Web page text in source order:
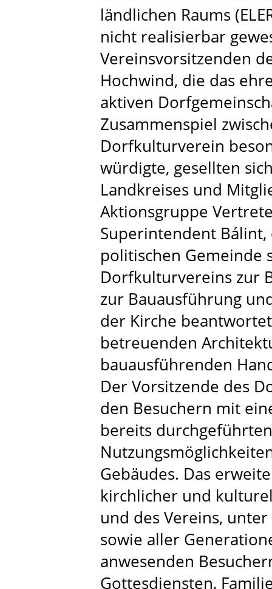
ländlichen Raums
nicht realisierbar
Vereinsvorsitzenden
Hochwind, die das
aktiven
Zusammenspiel
Dorfkulturverein
würdigte, gesellten
Landkreises und
Aktionsgruppe
Superintendent
politischen Gemeinde
Dorfkulturvereins zur
zur Bauausführung
der Kirche
betreuenden
bauausführenden
Der Vorsitzende des
den Besuchern mit
bereits
Gebäudes. Das
kirchlicher und
und des Vereins,
sowie aller
anwesenden
Gottesdiensten,